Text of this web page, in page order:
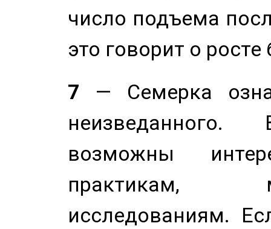
число подъема
это говорит о
7 — Семерка
возможны
практикам,
исследованиям.